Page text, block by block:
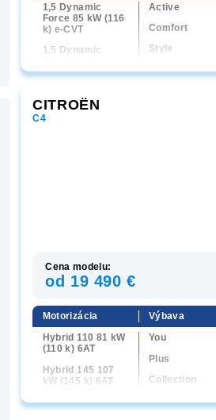
1,5 Dynamic
Force 85 kW (116
k) e-CVT
1,5 Dynamic
k) e-CVT
Active
Comfort
Style
Executive
CITROËN
C4
Cena modelu:
od 19 490 €
Motorizácia
Hybrid 110 81 kW
(110 k) 6AT
Hybrid 145 107
kW (145 k) 6AT
Výbava
You
Plus
Collection
Max